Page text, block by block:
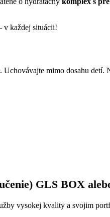
v každej situácii!
Uchovávajte mimo dosahu
GLS BOX
vysokej kvality a svojim